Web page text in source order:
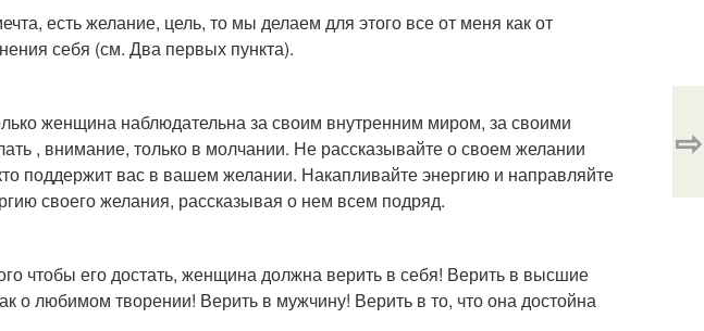
есть желание, цель, то мы делаем для этого все от меня как от
себя (см. Два первых пункта).
женщина наблюдательна за своим внутренним миром, за своими
, внимание, только в молчании. Не рассказывайте о своем желании
поддержит вас в вашем желании. Накапливайте энергию и направляйте
своего желания, рассказывая о нем всем подряд.
чтобы его достать, женщина должна верить в себя! Верить в высшие
о любимом творении! Верить в мужчину! Верить в то, что она достойна
⇨